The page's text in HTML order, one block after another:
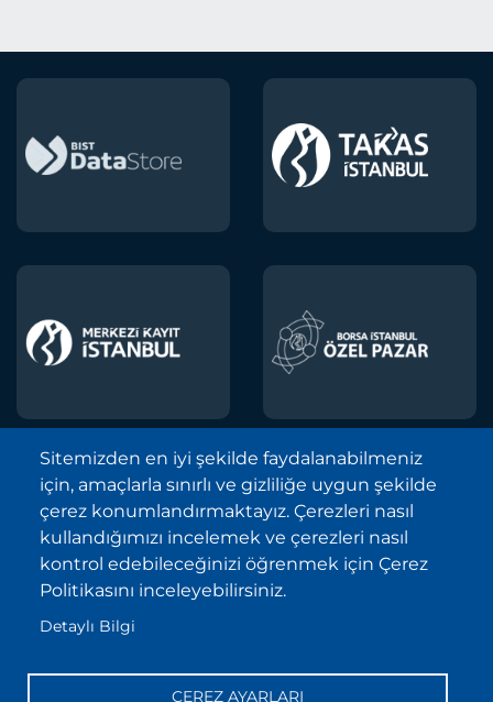
Borsa İstanbul A.Ş. © 2013-2025
Tüm Hakları Saklıdır.
Telif Hakkı ve Çekince İhbarı Bildirimi
Site Haritası
Kişisel Verilerin Korunması (KVKK)
Sıkça Sorulan Sorular
Sitemizden en iyi şekilde faydalanabilmeniz
için, amaçlarla sınırlı ve gizliliğe uygun şekilde
çerez konumlandırmaktayız. Çerezleri nasıl
kullandığımızı incelemek ve çerezleri nasıl
kontrol edebileceğinizi öğrenmek için Çerez
Politikasını inceleyebilirsiniz.
Detaylı Bilgi
ÇEREZ AYARLARI